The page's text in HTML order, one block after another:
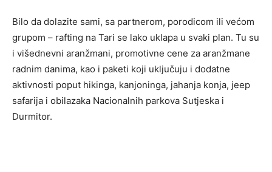
Bilo da dolazite sami, sa partnerom, porodicom ili većom
grupom – rafting na Tari se lako uklapa u svaki plan. Tu su
i višednevni aranžmani, promotivne cene za aranžmane
radnim danima, kao i paketi koji uključuju i dodatne
aktivnosti poput hikinga, kanjoninga, jahanja konja, jeep
safarija i obilazaka Nacionalnih parkova Sutjeska i
Durmitor.